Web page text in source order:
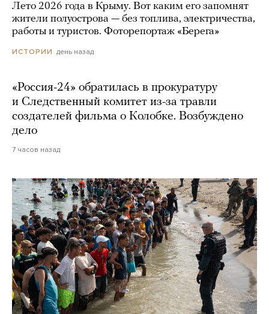
Лето 2026 года в Крыму. Вот каким его запомнят
жители полуострова — без топлива, электричества,
работы и туристов. Фоторепортаж «Берега»
ИСТОРИИ день назад
«Россия-24» обратилась в прокуратуру
и Следственный комитет из-за травли
создателей фильма о Колобке. Возбуждено
дело
7 часов назад